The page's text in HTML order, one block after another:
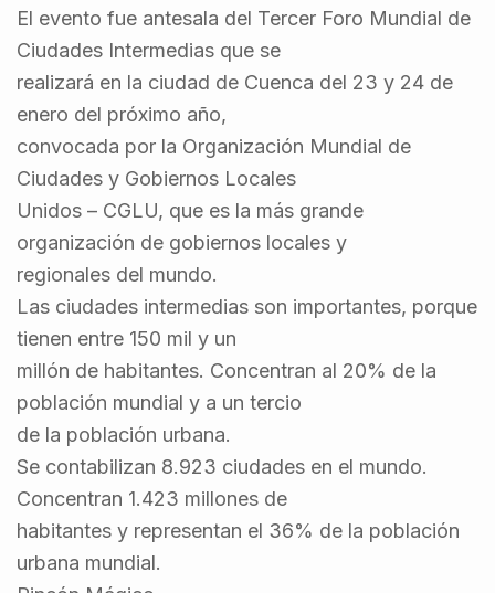
El evento fue antesala del Tercer Foro Mundial de
Ciudades Intermedias que se
realizará en la ciudad de Cuenca del 23 y 24 de
enero del próximo año,
convocada por la Organización Mundial de
Ciudades y Gobiernos Locales
Unidos – CGLU, que es la más grande
organización de gobiernos locales y
regionales del mundo.
Las ciudades intermedias son importantes, porque
tienen entre 150 mil y un
millón de habitantes. Concentran al 20% de la
población mundial y a un tercio
de la población urbana.
Se contabilizan 8.923 ciudades en el mundo.
Concentran 1.423 millones de
habitantes y representan el 36% de la población
urbana mundial.